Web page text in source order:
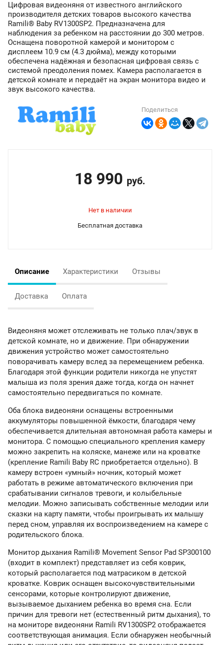
Цифровая видеоняня от известного английского
производителя детских товаров высокого качества
Ramili® Baby RV1300SP2. Предназначена для
наблюдения за ребенком на расстоянии до 300 метров.
Оснащена поворотной камерой и монитором с
дисплеем 10.9 см (4.3 дюйма), между которыми
обеспечена надёжная и безопасная цифровая связь с
системой преодоления помех. Камера располагается в
детской комнате и передаёт на экран монитора видео и
звук высокого качества.
Поделиться
18 990 руб.
Бесплатная доставка
Описание Характеристики Отзывы
Доставка Оплата
Видеоняня может отслеживать не только плач/звук в
детской комнате, но и движение. При обнаружении
движения устройство может самостоятельно
поворачивать камеру вслед за перемещением ребенка.
Благодаря этой функции родители никогда не упустят
малыша из поля зрения даже тогда, когда он начнет
самостоятельно передвигаться по комнате.
Оба блока видеоняни оснащены встроенными
аккумуляторы повышенной ёмкости, благодаря чему
обеспечивается длительная автономная работа камеры и
монитора. С помощью специального крепления камеру
можно закрепить на коляске, манеже или на кроватке
(крепление Ramili Baby RC приобретается отдельно). В
камеру встроен «умный» ночник, который может
работать в режиме автоматического включения при
срабатывании сигналов тревоги, и колыбельные
мелодии. Можно записывать собственные мелодии или
сказки на карту памяти, чтобы проигрывать их малышу
перед сном, управляя их воспроизведением на камере с
родительского блока.
Монитор дыхания Ramili® Movement Sensor Pad SP300100
(входит в комплект) представляет из себя коврик,
который располагается под матрасиком в детской
кроватке. Коврик оснащен высокочувствительными
сенсорами, которые контролируют движение,
вызываемое дыханием ребенка во время сна. Если
причин для тревоги нет (естественный ритм дыхания), то
на мониторе видеоняни Ramili RV1300SP2 отображается
соответствующая анимация. Если обнаружен необычный